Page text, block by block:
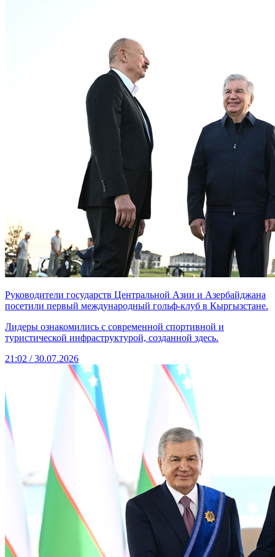
Руководители государств Центральной Азии и Азербайджана
посетили первый международный гольф-клуб в Кыргызстане.
Лидеры ознакомились с современной спортивной и
туристической инфраструктурой, созданной здесь.
21:02 / 30.07.2026